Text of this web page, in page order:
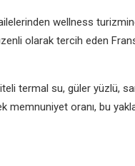
wellness
olarak tercih eden
termal su, güler yüzlü,
oranı, bu